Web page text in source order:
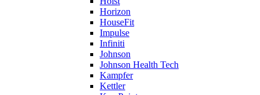
Horizon
HouseFit
Impulse
Infiniti
Johnson
Johnson Health Tech
Kampfer
Kettler